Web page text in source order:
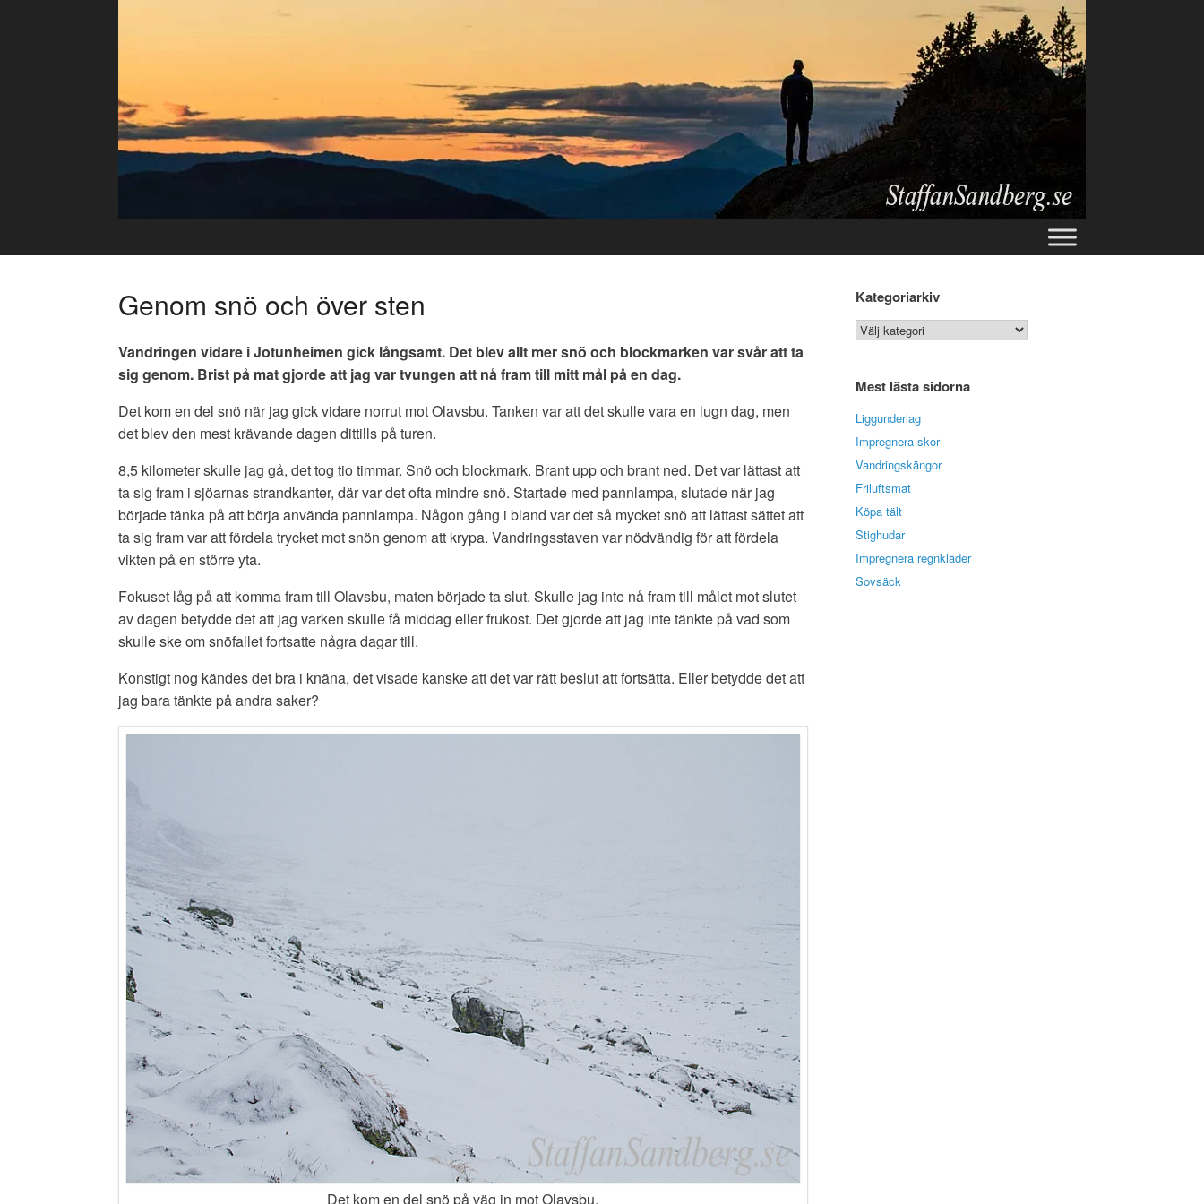
Genom snö och över sten
Vandringen vidare i Jotunheimen gick långsamt. Det blev allt mer snö och blockmarken var svår att ta
sig genom. Brist på mat gjorde att jag var tvungen att nå fram till mitt mål på en dag.
Det kom en del snö när jag gick vidare norrut mot Olavsbu. Tanken var att det skulle vara en lugn dag, men
det blev den mest krävande dagen dittills på turen.
8,5 kilometer skulle jag gå, det tog tio timmar. Snö och blockmark. Brant upp och brant ned. Det var lättast att
ta sig fram i sjöarnas strandkanter, där var det ofta mindre snö. Startade med pannlampa, slutade när jag
började tänka på att börja använda pannlampa. Någon gång i bland var det så mycket snö att lättast sättet att
ta sig fram var att fördela trycket mot snön genom att krypa. Vandringsstaven var nödvändig för att fördela
vikten på en större yta.
Fokuset låg på att komma fram till Olavsbu, maten började ta slut. Skulle jag inte nå fram till målet mot slutet
av dagen betydde det att jag varken skulle få middag eller frukost. Det gjorde att jag inte tänkte på vad som
skulle ske om snöfallet fortsatte några dagar till.
Konstigt nog kändes det bra i knäna, det visade kanske att det var rätt beslut att fortsätta. Eller betydde det att
jag bara tänkte på andra saker?
Det kom en del snö på väg in mot Olavsbu.
Kategoriarkiv
Kategoriarkiv
Mest lästa sidorna
Liggunderlag
Impregnera skor
Vandringskängor
Friluftsmat
Köpa tält
Stighudar
Impregnera regnkläder
Sovsäck